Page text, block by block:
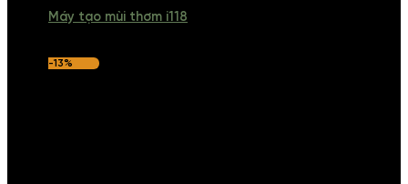
Máy tạo mùi thơm i118
-13%